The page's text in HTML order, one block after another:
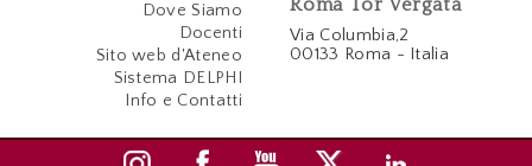
Dove Siamo
Docenti
Sito web d'Ateneo
Sistema DELPHI
Info e Contatti
Roma Tor Vergata
Via Columbia,2
00133 Roma - Italia